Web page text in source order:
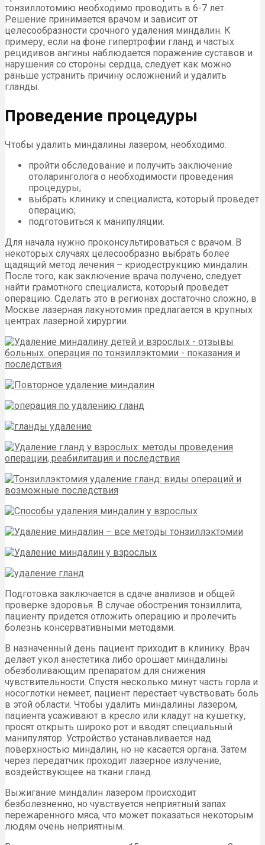
тонзиллотомию необходимо проводить в 6-7 лет.
Решение принимается врачом и зависит от
целесообразности срочного удаления миндалин. К
примеру, если на фоне гипертрофии гланд и частых
рецидивов ангины наблюдается поражение суставов и
нарушения со стороны сердца, следует как можно
раньше устранить причину осложнений и удалить
гланды.
Проведение процедуры
Чтобы удалить миндалины лазером, необходимо:
пройти обследование и получить заключение
отоларинголога о необходимости проведения
процедуры;
выбрать клинику и специалиста, который проведет
операцию;
подготовиться к манипуляции.
Для начала нужно проконсультироваться с врачом. В
некоторых случаях целесообразно выбрать более
щадящий метод лечения – криодеструкцию миндалин.
После того, как заключение врача получено, следует
найти грамотного специалиста, который проведет
операцию. Сделать это в регионах достаточно сложно, в
Москве лазерная лакунотомия предлагается в крупных
центрах лазерной хирургии.
Подготовка заключается в сдаче анализов и общей
проверке здоровья. В случае обострения тонзиллита,
пациенту придется отложить операцию и пролечить
болезнь консервативными методами.
В назначенный день пациент приходит в клинику. Врач
делает укол анестетика либо орошает миндалины
обезболивающим препаратом для снижения
чувствительности. Спустя несколько минут часть горла и
носоглотки немеет, пациент перестает чувствовать боль
в этой области. Чтобы удалить миндалины лазером,
пациента усаживают в кресло или кладут на кушетку,
просят открыть широко рот и вводят специальный
манипулятор. Устройство устанавливается над
поверхностью миндалин, но не касается органа. Затем
через передатчик проходит лазерное излучение,
воздействующее на ткани гланд.
Выжигание миндалин лазером происходит
безболезненно, но чувствуется неприятный запах
пережаренного мяса, что может показаться некоторым
людям очень неприятным.